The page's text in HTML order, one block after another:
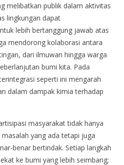
melibatkan publik dalam aktivitas
lingkungan dapat
lebih bertanggung jawab atas
mendorong kolaborasi antara
dari ilmuwan hingga warga
bumi kita. Pada
seperti ini mengarah
dalam dampak kimia terhadap
masyarakat tidak hanya
yang ada tetapi juga
benar bertindak. Setiap langkah
ke bumi yang lebih seimbang;